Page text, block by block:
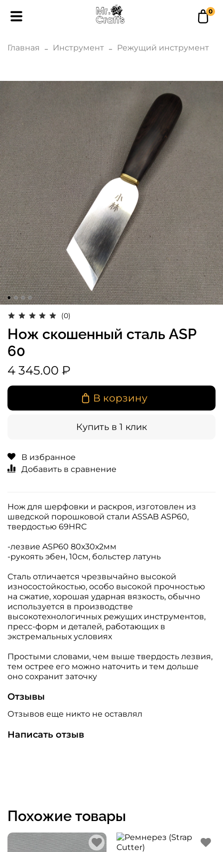
0
Главная Инструмент Режущий инструмент
(0)
Нож скошенный сталь ASP
60
4 345.00 ₽
В корзину
Купить в 1 клик
В избранное
Добавить в сравнение
Нож для шерфовки и раскроя, изготовлен из
шведской порошковой стали ASSAB ASP60,
твердостью 69HRC
-лезвие ASP60 80х30х2мм
-рукоять эбен, 10см, больстер латунь
Сталь отличается чрезвычайно высокой
износостойкостью, особо высокой прочностью
на сжатие, хорошая ударная вязкость, обычно
используется в производстве
высокотехнологичных режущих инструментов,
пресс-форм и деталей, работающих в
экстремальных условиях
Простыми словами, чем выше твердость лезвия,
тем острее его можно наточить и тем дольше
оно сохранит заточку
Отзывы
Отзывов еще никто не оставлял
Написать отзыв
Похожие товары